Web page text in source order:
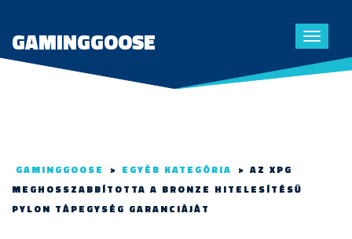
Toggle
GAMINGGOOSE
GAMINGGOOSE > EGYÉB KATEGÓRIA > AZ XPG
MEGHOSSZABBÍTOTTA A BRONZE HITELESÍTÉSŰ
PYLON TÁPEGYSÉG GARANCIÁJÁT